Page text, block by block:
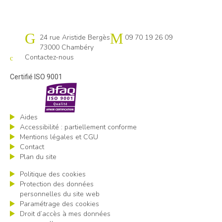
Cap emploi 73-74
24 rue Aristide Bergès
73000 Chambéry
09 70 19 26 09
Contactez-nous
Certifié ISO 9001
Aides
Accessibilité : partiellement conforme
Mentions légales et CGU
Contact
Plan du site
Politique des cookies
Protection des données
personnelles du site web
Paramétrage des cookies
Droit d’accès à mes données